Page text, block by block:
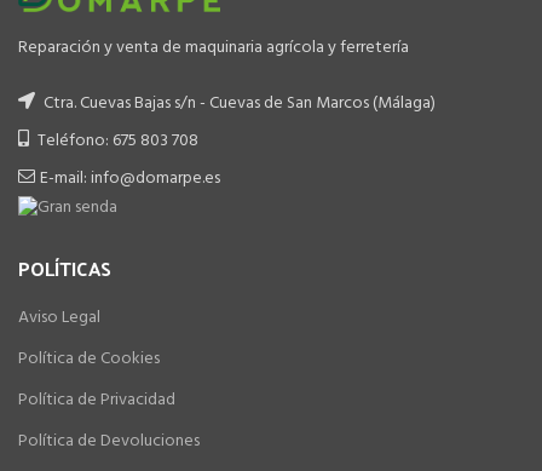
Reparación y venta de maquinaria agrícola y ferretería
Ctra. Cuevas Bajas s/n - Cuevas de San Marcos (Málaga)
Teléfono: 675 803 708
E-mail: info@domarpe.es
POLÍTICAS
Aviso Legal
Política de Cookies
Política de Privacidad
Política de Devoluciones